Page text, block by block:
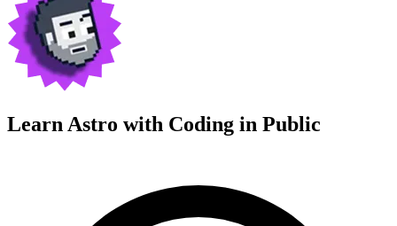
Learn Astro with Coding in Public